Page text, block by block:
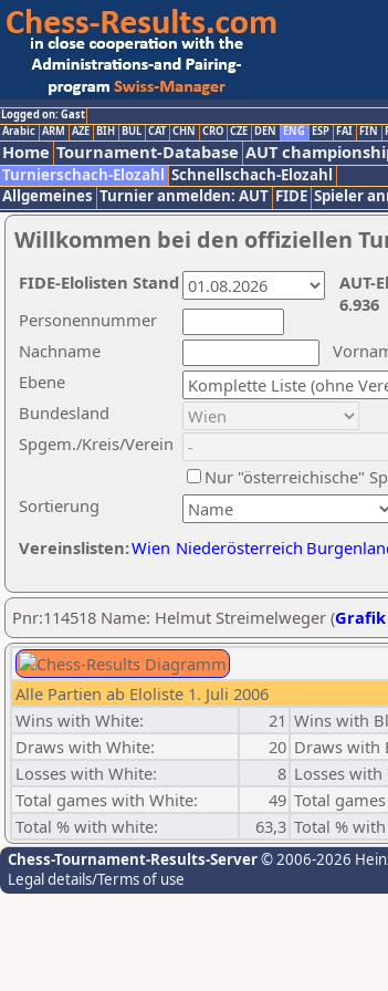
Logged on: Gast
Arabic ARM AZE BIH BUL CAT CHN CRO CZE DEN ENG ESP FAI FIN
Home Tournament-Database AUT
Turnierschach-Elozahl Schnellschach-Elozahl
Allgemeines Turnier anmelden: AUT FIDE Spieler
Willkommen bei den offiziellen
Nachname
Ebene
Sortierung
Personennummer
Bundesland
Spgem./Kreis/Verein
Nur "österreichische"
Vereinslisten:Wien Niederösterreich
AUT-
6.936
FIDE-Elolisten Stand
Pnr:114518 Name: Helmut Streimelweger (Grafik
Alle Partien ab Eloliste 1. Juli 2006
Wins with White:
21 Wins with
Draws with White:
20 Draws with
Losses with White:
8 Losses with
Total games with White:
49 Total
Total % with white:
63,3 Total %
Chess-Tournament-Results-Server© 2006-2026
Legal details/Terms of use